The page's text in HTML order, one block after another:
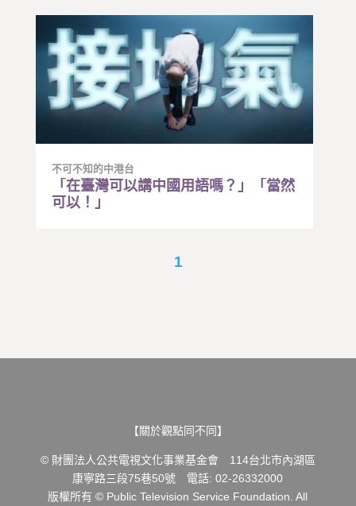
不可不知的中港台
「在臺灣可以講中國用語嗎？」「當然
可以！」
1
【關於觀點同不同】
© 財團法人公共電視文化事業基金會 114台北市內湖區
康寧路三段75巷50號 電話: 02-26332000
版權所有 © Public Television Service Foundation. All